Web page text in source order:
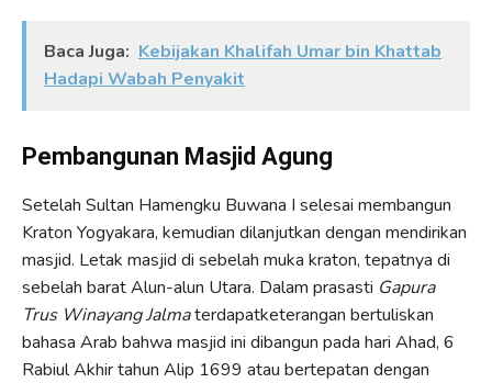
Baca Juga: Kebijakan Khalifah Umar bin Khattab
Hadapi Wabah Penyakit
Pembangunan Masjid Agung
Setelah Sultan Hamengku Buwana I selesai membangun
Kraton Yogyakara, kemudian dilanjutkan dengan mendirikan
masjid. Letak masjid di sebelah muka kraton, tepatnya di
sebelah barat Alun-alun Utara. Dalam prasasti Gapura
Trus Winayang Jalmaterdapatketerangan bertuliskan
bahasa Arab bahwa masjid ini dibangun pada hari Ahad, 6
Rabiul Akhir tahun Alip 1699 atau bertepatan dengan